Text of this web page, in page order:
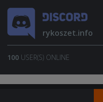
rykoszet.info
100 USER(S) ONLINE